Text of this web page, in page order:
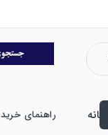
خانه راهنمای خرید